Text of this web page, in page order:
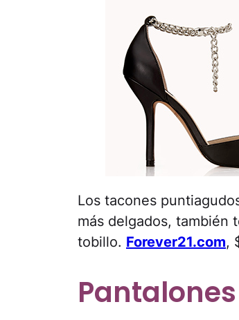
Los tacones
más delgados, también
tobillo. Forever21.com,